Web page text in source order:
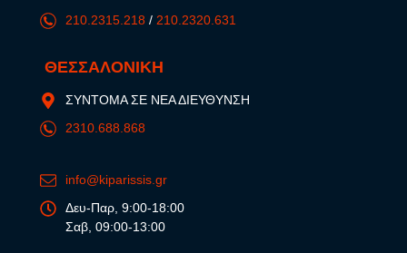
210.2315.218 / 210.2320.631
ΘΕΣΣΑΛΟΝΙΚΗ
ΣΥΝΤΟΜΑ ΣΕ ΝΕΑ ΔΙΕΥΘΥΝΣΗ
2310.688.868
info@kiparissis.gr
Δευ-Παρ, 9:00-18:00
Σαβ, 09:00-13:00